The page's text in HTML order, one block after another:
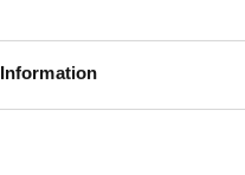
Information